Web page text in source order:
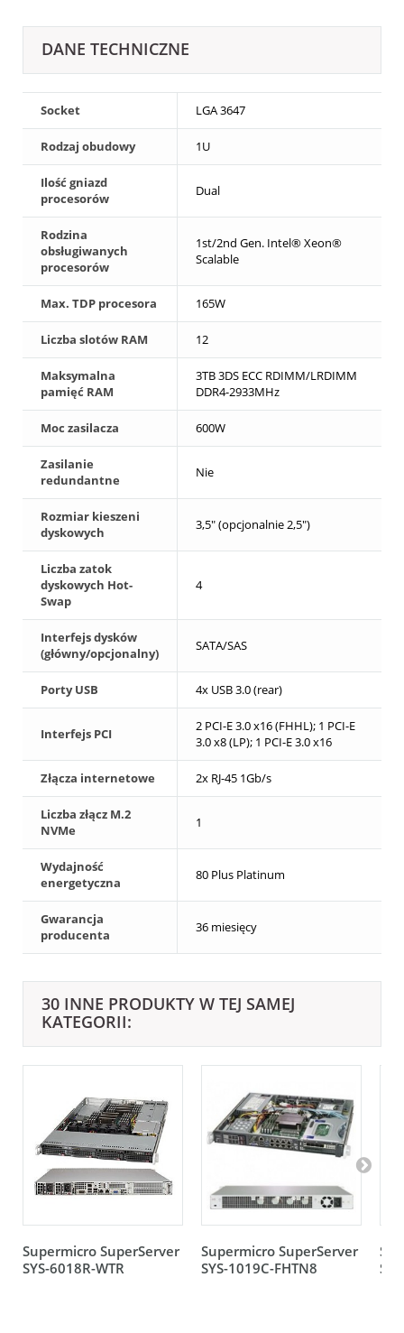
DANE TECHNICZNE
Socket LGA 3647
Rodzaj obudowy 1U
Ilość gniazd
procesorów
Dual
Rodzina
obsługiwanych
procesorów
1st/2nd Gen. Intel® Xeon®
Scalable
Max. TDP procesora 165W
Liczba slotów RAM 12
Maksymalna
pamięć RAM
3TB 3DS ECC RDIMM/LRDIMM
DDR4-2933MHz
Moc zasilacza 600W
Zasilanie
redundantne
Nie
Rozmiar kieszeni
dyskowych
3,5" (opcjonalnie 2,5")
Liczba zatok
dyskowych Hot-
Swap
4
Interfejs dysków
(główny/opcjonalny)
SATA/SAS
Porty USB 4x USB 3.0 (rear)
Interfejs PCI
2 PCI-E 3.0 x16 (FHHL); 1 PCI-E
3.0 x8 (LP); 1 PCI-E 3.0 x16
Złącza internetowe 2x RJ-45 1Gb/s
Liczba złącz M.2
NVMe
1
Wydajność
energetyczna
80 Plus Platinum
Gwarancja
producenta
36 miesięcy
30 INNE PRODUKTY W TEJ SAMEJ
KATEGORII:
Supermicro SuperServer
SYS-6018R-WTR
Supermicro SuperServer
SYS-1019C-FHTN8